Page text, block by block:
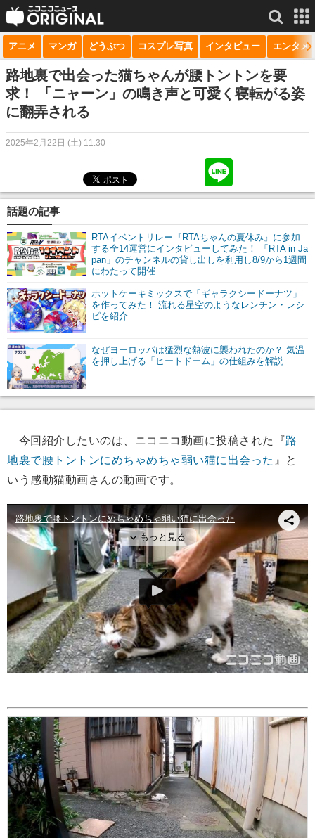
サービス一覧 もっと見る
niconico
生放送
マンガ
ニコニコQ
アニメ マンガ どうぶつ コスプレ写真 インタビュー エンタメ
路地裏で出会った猫ちゃんが腰トントンを要
求！ 「ニャーン」の鳴き声と可愛く寝転がる姿
に翻弄される
2025年2月22日 (土) 11:30
話題の記事
RTAイベントリレー『RTAちゃんの夏休み』に参加
する全14運営にインタビューしてみた！ 「RTA in Ja
pan」のチャンネルの貸し出しを利用し8/9から1週間
にわたって開催
ホットケーキミックスで「ギャラクシードーナツ」
を作ってみた！ 流れる星空のようなレンチン・レシ
ピを紹介
なぜヨーロッパは猛烈な熱波に襲われたのか？ 気温
を押し上げる「ヒートドーム」の仕組みを解説
今回紹介したいのは、ニコニコ動画に投稿された『路
地裏で腰トントンにめちゃめちゃ弱い猫に出会った 』と
いう感動猫動画さんの動画です。